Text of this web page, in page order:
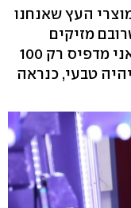
העץ שאנחנו
מזיקים
לסביבה, ובעצם כשאני מדפיס עץ, אני מדפיס רק 100
טבעי, כנראה